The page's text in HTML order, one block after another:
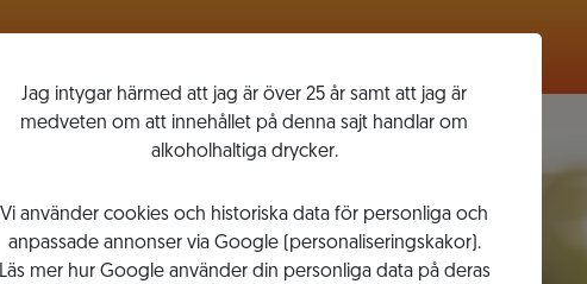
Jag intygar härmed att jag är över 25 år samt att jag är
medveten om att innehållet på denna sajt handlar om
alkoholhaltiga drycker.
Vi använder cookies och historiska data för personliga och
anpassade annonser via Google (personaliseringskakor).
Läs mer hur Google använder din personliga data på deras